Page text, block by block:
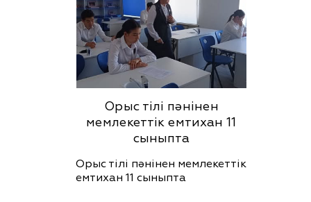
Орыс тілі пәнінен
мемлекеттік емтихан 11
сыныпта
Орыс тілі пәнінен мемлекеттік
емтихан 11 сыныпта